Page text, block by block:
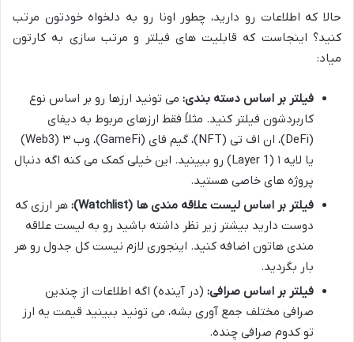
حالا که اطلاعات رو دارید، چطور اونا رو به دلخواه خودتون مرتب
کنید؟ اینجاست که قابلیت های فیلتر و مرتب سازی به کارتون
میاد:
فیلتر بر اساس دسته بندی: می تونید ارزها رو بر اساس نوع
کاربردشون فیلتر کنید. مثلاً فقط ارزهای مربوط به دیفای
(DeFi)، ان اف تی (NFT)، گیم فای (GameFi)، وب ۳ (Web3)
یا لایه ۱ (Layer 1) رو ببینید. این خیلی کمک می کنه اگه دنبال
پروژه های خاصی هستید.
فیلتر بر اساس لیست علاقه مندی ها (Watchlist):
هر ارزی که
دوست دارید بیشتر زیر نظر داشته باشید رو به لیست علاقه
مندی هاتون اضافه کنید. اینجوری لازم نیست کل جدول رو هر
بار بگردید.
فیلتر بر اساس صرافی: (در آینده) اگه اطلاعات از چندین
صرافی مختلف جمع آوری بشه، می تونید ببینید قیمت یه ارز
تو کدوم صرافی چنده.